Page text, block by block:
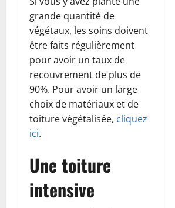
grande quantité de
végétaux, les soins doivent
être faits régulièrement
pour avoir un taux de
recouvrement de plus de
90%. Pour avoir un large
choix de matériaux et de
toiture végétalisée, cliquez
ici.
Une toiture
intensive